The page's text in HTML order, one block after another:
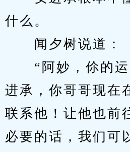
什么。
闻夕树说道：
“阿妙，伱的运
进承，你哥哥现在
联系他！让他也前
必要的话，我们可